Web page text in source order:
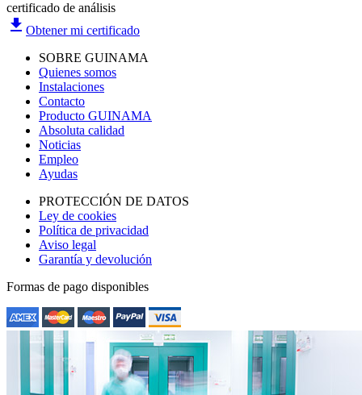
certificado de análisis
file_download Obtener mi certificado
SOBRE GUINAMA
Quienes somos
Instalaciones
Contacto
Producto GUINAMA
Absoluta calidad
Noticias
Empleo
Ayudas
PROTECCIÓN DE DATOS
Ley de cookies
Política de privacidad
Aviso legal
Garantía y devolución
Formas de pago disponibles